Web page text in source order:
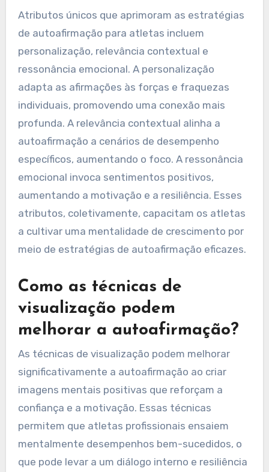
Atributos únicos que aprimoram as estratégias
de autoafirmação para atletas incluem
personalização, relevância contextual e
ressonância emocional. A personalização
adapta as afirmações às forças e fraquezas
individuais, promovendo uma conexão mais
profunda. A relevância contextual alinha a
autoafirmação a cenários de desempenho
específicos, aumentando o foco. A ressonância
emocional invoca sentimentos positivos,
aumentando a motivação e a resiliência. Esses
atributos, coletivamente, capacitam os atletas
a cultivar uma mentalidade de crescimento por
meio de estratégias de autoafirmação eficazes.
Como as técnicas de
visualização podem
melhorar a autoafirmação?
As técnicas de visualização podem melhorar
significativamente a autoafirmação ao criar
imagens mentais positivas que reforçam a
confiança e a motivação. Essas técnicas
permitem que atletas profissionais ensaiem
mentalmente desempenhos bem-sucedidos, o
que pode levar a um diálogo interno e resiliência